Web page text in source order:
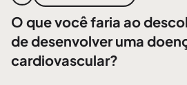
O que você faria ao
de desenvolver uma
cardiovascular?